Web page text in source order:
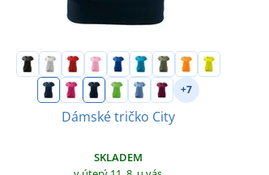
+7
Dámské tričko City
SKLADEM